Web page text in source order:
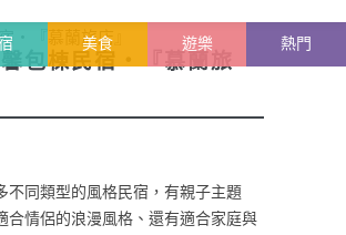
美食 遊樂 熱門
丁雜記
・『慕蘭旅店』
包棟民宿・『慕蘭旅
不同類型的風格民宿，有親子主題
合情侶的浪漫風格、還有適合家庭與